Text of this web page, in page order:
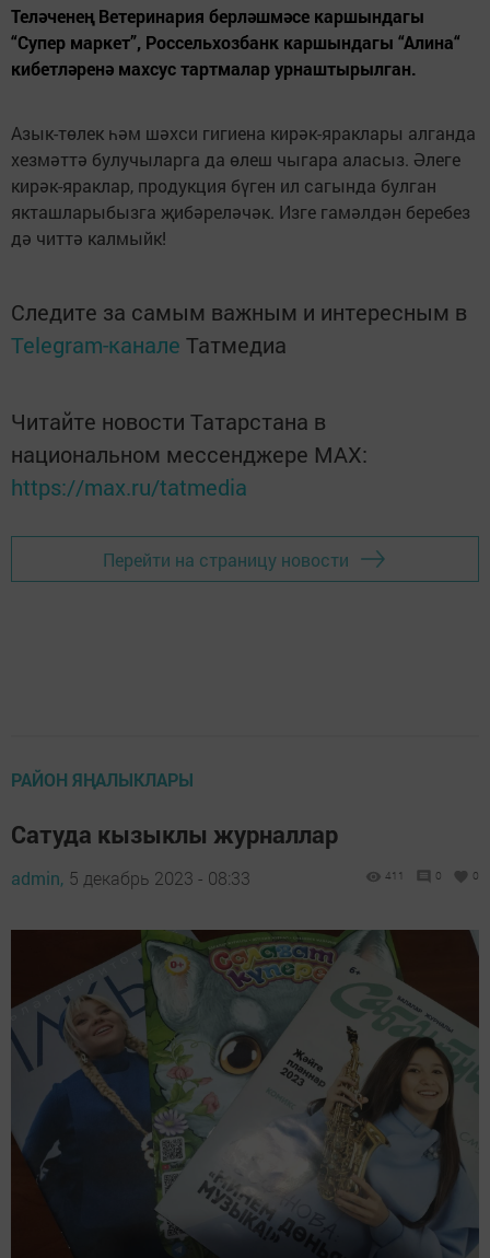
Теләченең Ветеринария берләшмәсе каршындагы
“Супер маркет”, Россельхозбанк каршындагы “Алина“
кибетләренә махсус тартмалар урнаштырылган.
Азык-төлек һәм шәхси гигиена кирәк-яраклары алганда
хезмәттә булучыларга да өлеш чыгара аласыз. Әлеге
кирәк-яраклар, продукция бүген ил сагында булган
якташларыбызга җибәреләчәк. Изге гамәлдән беребез
дә читтә калмыйк!
Следите за самым важным и интересным в
Telegram-канале Татмедиа
Читайте новости Татарстана в
национальном мессенджере MАХ:
https://max.ru/tatmedia
Перейти на страницу новости
РАЙОН ЯҢАЛЫКЛАРЫ
Сатуда кызыклы журналлар
admin, 5 декабрь 2023 - 08:33 411 0 0